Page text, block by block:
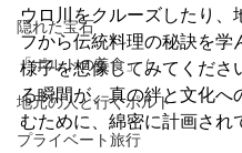
隠れた宝石
「ポルトの美食」 (
地元の人と行くポルト
プライベート旅行
ウロ川をクルーズしたり、
フから伝統料理の秘訣を学
様子を想像してみてくださ
る瞬間が、真の絆と文化へ
むために、綿密に計画され